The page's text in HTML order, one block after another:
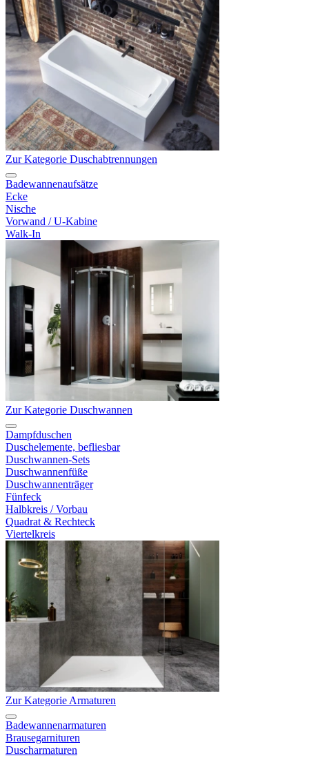
Zur Kategorie Duschabtrennungen
Badewannenaufsätze
Ecke
Nische
Vorwand / U-Kabine
Walk-In
Zur Kategorie Duschwannen
Dampfduschen
Duschelemente, befliesbar
Duschwannen-Sets
Duschwannenfüße
Duschwannenträger
Fünfeck
Halbkreis / Vorbau
Quadrat & Rechteck
Viertelkreis
Zur Kategorie Armaturen
Badewannenarmaturen
Brausegarnituren
Duscharmaturen